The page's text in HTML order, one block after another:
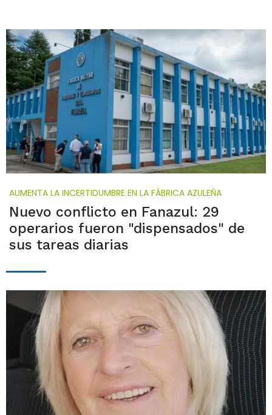
AUMENTA LA INCERTIDUMBRE EN LA FÁBRICA AZULEÑA
Nuevo conflicto en Fanazul: 29
operarios fueron "dispensados" de
sus tareas diarias